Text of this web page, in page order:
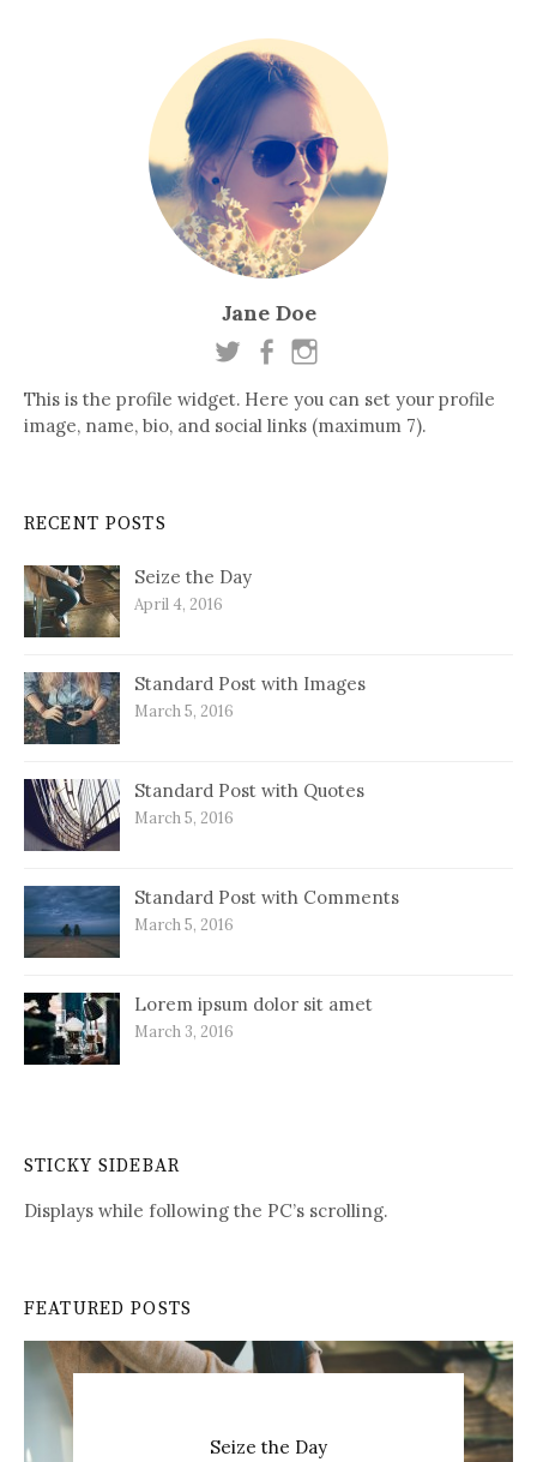
Jane Doe
This is the profile widget. Here you can set your profile
image, name, bio, and social links (maximum 7).
RECENT POSTS
Seize the Day
April 4, 2016
Standard Post with Images
March 5, 2016
Standard Post with Quotes
March 5, 2016
Standard Post with Comments
March 5, 2016
Lorem ipsum dolor sit amet
March 3, 2016
STICKY SIDEBAR
Displays while following the PC’s scrolling.
FEATURED POSTS
Seize the Day